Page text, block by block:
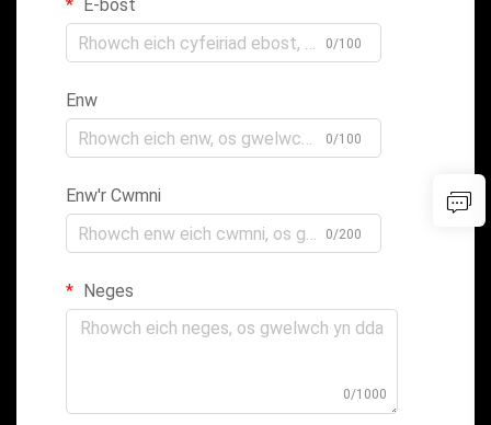
E-bost
0/100
Enw
0/100
Enw'r Cwmni
0/200
Neges
0/1000